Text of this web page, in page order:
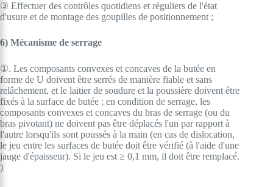
③ Effectuer des contrôles quotidiens et réguliers de l'état
d'usure et de montage des goupilles de positionnement ;
6) Mécanisme de serrage
①. Les composants convexes et concaves de la butée en
forme de U doivent être serrés de manière fiable et sans
relâchement, et le laitier de soudure et la poussière doivent être
fixés à la surface de butée ; en condition de serrage, les
composants convexes et concaves du bras de serrage (ou du
bras pivotant) ne doivent pas être déplacés l'un par rapport à
l'autre lorsqu'ils sont poussés à la main (en cas de dislocation,
le jeu entre les surfaces de butée doit être vérifié (à l'aide d'une
jauge d'épaisseur). Si le jeu est ≥ 0,1 mm, il doit être remplacé.
)